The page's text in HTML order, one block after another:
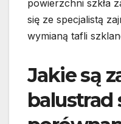
powierzchni szkła
się ze specjalistą
wymianą tafli
Jakie są
balustrad